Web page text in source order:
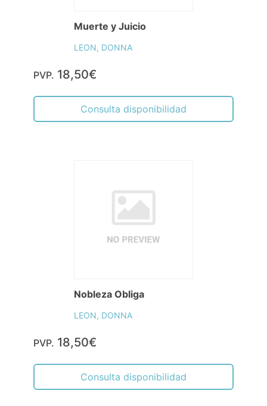
Muerte y Juicio
LEON, DONNA
PVP. 18,50€
Consulta disponibilidad
Nobleza Obliga
LEON, DONNA
PVP. 18,50€
Consulta disponibilidad